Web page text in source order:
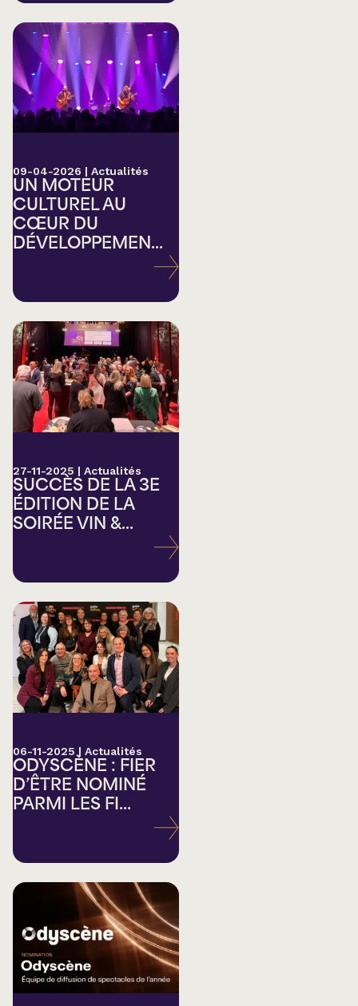
09-04-2026 | Actualités
UN MOTEUR
CULTUREL AU
CŒUR DU
DÉVELOPPEMEN...
27-11-2025 | Actualités
SUCCÈS DE LA 3E
ÉDITION DE LA
SOIRÉE VIN &...
06-11-2025 | Actualités
ODYSCÈNE : FIER
D’ÊTRE NOMINÉ
PARMI LES FI...